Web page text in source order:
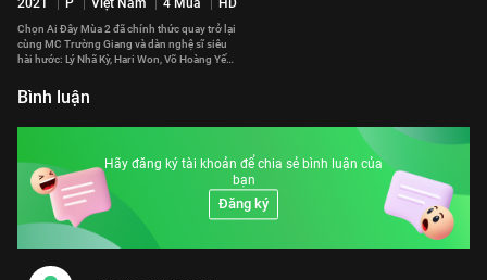
2021 P Việt Nam 4 Mùa HD
Chọn Ai Đây Mùa 2 đã chính thức quay trở lại
cùng MC Trường Giang và dàn nghệ sĩ siêu
hài hước: Lý Nhã Kỳ, Hari Won, Võ Hoàng Yến,
Hoàng Rapper, Will, Mạc Văn Khoa
Bình luận
Hãy đăng ký tài khoản để chia sẻ bình luận của
bạn
Đăng ký